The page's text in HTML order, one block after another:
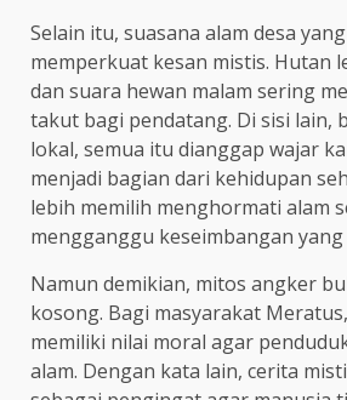
Selain itu, suasana alam desa
memperkuat kesan mistis. Hutan
dan suara hewan malam sering
takut bagi pendatang. Di sisi lain,
lokal, semua itu dianggap wajar
menjadi bagian dari kehidupan
lebih memilih menghormati alam
mengganggu keseimbangan yang
Namun demikian, mitos angker
kosong. Bagi masyarakat
memiliki nilai moral agar
alam. Dengan kata lain, cerita